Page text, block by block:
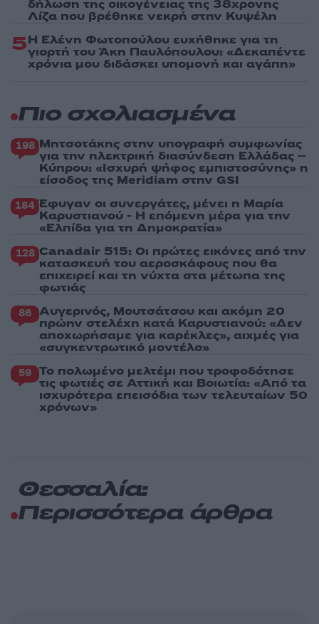
δήλωση της οικογένειας της 38χρονης
Λίζα που βρέθηκε νεκρή στην Κυψέλη
5Η Ελένη Φωτοπούλου ευχήθηκε για τη
γιορτή του Άκη Παυλόπουλου: «Δεκαπέντε
χρόνια μου διδάσκει υπομονή και αγάπη»
Πιο σχολιασμένα
198 Μητσοτάκης στην υπογραφή συμφωνίας
για την ηλεκτρική διασύνδεση Ελλάδας –
Κύπρου: «Ισχυρή ψήφος εμπιστοσύνης» η
είσοδος της Meridiam στην GSI
184 Έφυγαν οι συνεργάτες, μένει η Μαρία
Καρυστιανού - Η επόμενη μέρα για την
«Ελπίδα για τη Δημοκρατία»
128 Canadair 515: Οι πρώτες εικόνες από την
κατασκευή του αεροσκάφους που θα
επιχειρεί και τη νύχτα στα μέτωπα της
φωτιάς
86 Αυγερινός, Μουτσάτσου και ακόμη 20
πρώην στελέχη κατά Καρυστιανού: «Δεν
αποχωρήσαμε για καρέκλες», αιχμές για
«συγκεντρωτικό μοντέλο»
59 Το πολωμένο μελτέμι που τροφοδότησε
τις φωτιές σε Αττική και Βοιωτία: «Από τα
ισχυρότερα επεισόδια των τελευταίων 50
χρόνων»
Θεσσαλία:
Περισσότερα άρθρα